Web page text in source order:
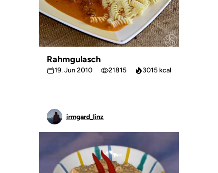
Rahmgulasch
19. Jun 2010 21815 3015 kcal
irmgard_linz